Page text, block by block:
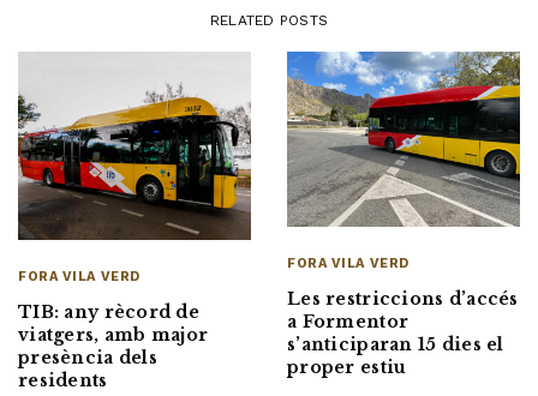
RELATED POSTS
FORA VILA VERD
TIB: any rècord de
viatgers, amb major
presència dels
residents
FORA VILA VERD
Les restriccions d’accés
a Formentor
s’anticiparan 15 dies el
proper estiu